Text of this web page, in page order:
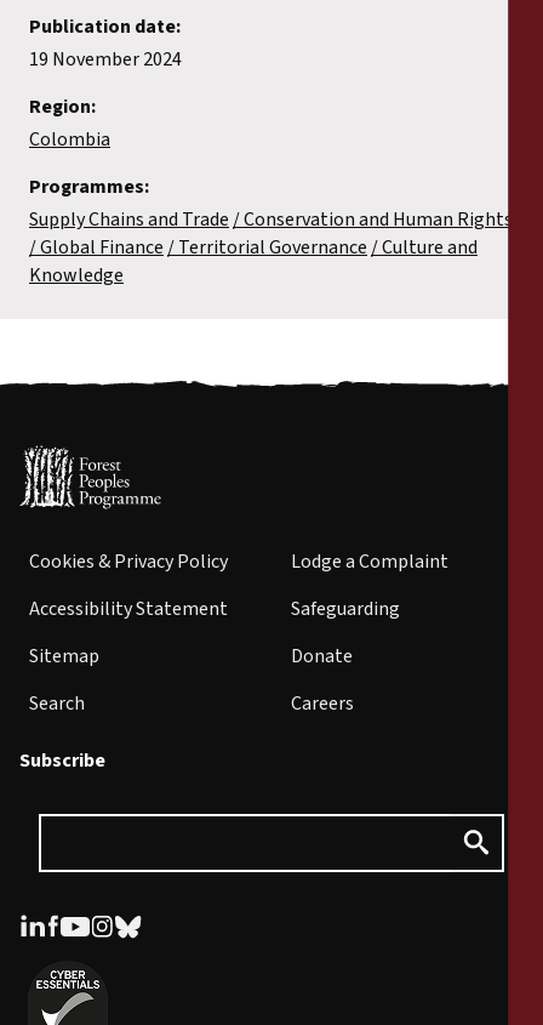
Publication date:
19 November 2024
Region:
Colombia
Programmes:
Supply Chains and Trade Conservation and Human Rights
Global Finance
Territorial Governance Culture and
Knowledge
Cookies & Privacy Policy
Accessibility Statement
Sitemap
Search
Lodge a Complaint
Safeguarding
Donate
Careers
Subscribe